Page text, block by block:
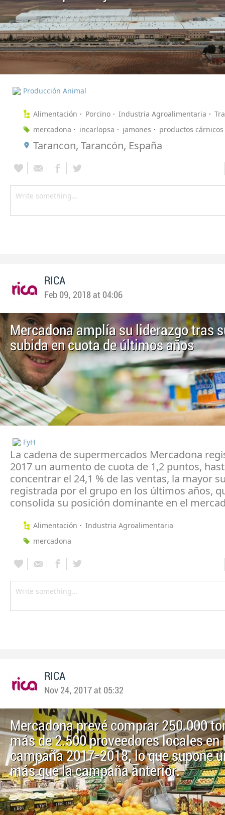
Producción Animal
Alimentación Porcino Industria Agroalimentaria
mercadona
incarlopsa jamones productos cárnicos
Tarancon, Tarancón, España
RICA
Feb 09, 2018 at 04:06
Mercadona amplía su liderazgo tras
subida en cuota de últimos años
FyH
La cadena de supermercados Mercadona
2017 un aumento de cuota de 1,2 puntos,
concentrar el 24,1 % de las ventas, la mayor
registrada por el grupo en los últimos años,
consolida su posición dominante en el
Alimentación
Industria Agroalimentaria
mercadona
RICA
Nov 24, 2017 at 05:32
Mercadona prevé comprar 250.000
más de 2.500 proveedores locales en
campaña 2017-2018, lo que supone
más que la campaña anterior.